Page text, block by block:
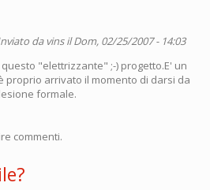
davinsil Dom, 02/25/2007 - 14:03
"elettrizzante" ;-) progetto.E' un
proprio arrivato il momento di darsi da
formale.
commenti.